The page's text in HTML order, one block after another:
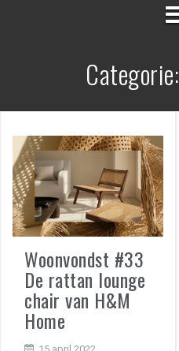
Categorie:
Woonvondst #33
De rattan lounge
chair van H&M
Home